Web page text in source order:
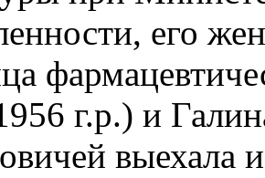
его
г.р.) и
выехала